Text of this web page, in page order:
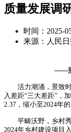
质量发展调
时间：2025-
来源：人民日
——浙豫
活力潮涌，景致时
入差距“三大差距”，
2.37，缩小至2024年的
平畴沃野，乡村秀
2024年乡村建设项目